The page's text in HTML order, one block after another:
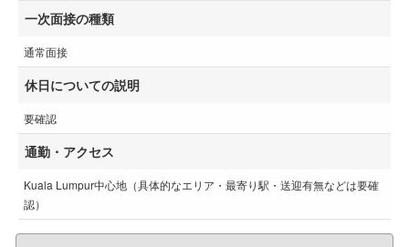
一次面接の種類
通常面接
休日についての説明
要確認
通勤・アクセス
Kuala Lumpur中心地（具体的なエリア・最寄り駅・送迎有無などは要確
認）